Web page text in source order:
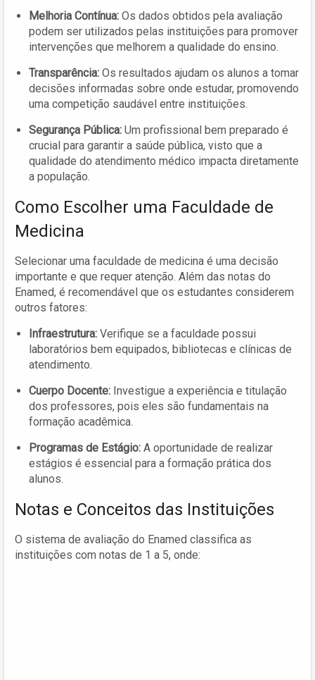
Melhoria Contínua: Os dados obtidos pela avaliação
podem ser utilizados pelas instituições para promover
intervenções que melhorem a qualidade do ensino.
Transparência: Os resultados ajudam os alunos a tomar
decisões informadas sobre onde estudar, promovendo
uma competição saudável entre instituições.
Segurança Pública: Um profissional bem preparado é
crucial para garantir a saúde pública, visto que a
qualidade do atendimento médico impacta diretamente
a população.
Como Escolher uma Faculdade de
Medicina
Selecionar uma faculdade de medicina é uma decisão
importante e que requer atenção. Além das notas do
Enamed, é recomendável que os estudantes considerem
outros fatores:
Infraestrutura: Verifique se a faculdade possui
laboratórios bem equipados, bibliotecas e clínicas de
atendimento.
Cuerpo Docente: Investigue a experiência e titulação
dos professores, pois eles são fundamentais na
formação acadêmica.
Programas de Estágio: A oportunidade de realizar
estágios é essencial para a formação prática dos
alunos.
Notas e Conceitos das Instituições
O sistema de avaliação do Enamed classifica as
instituições com notas de 1 a 5, onde: